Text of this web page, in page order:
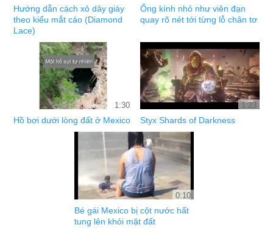
Hướng dẫn cách xỏ dây giày
theo kiểu mắt cáo (Diamond
Lace)
Ống kính nhỏ như viên đạn
quay rõ nét tới từng lỗ chân tơ
1:30
Hồ bơi dưới lòng đất ở Mexico
1:23
Styx Shards of Darkness
0:10
Bé gái Mexico bị cột nước hất
tung lên khỏi mặt đất